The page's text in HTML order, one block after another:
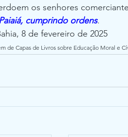
os senhores
cumprindo ordens.
8 de fevereiro de 2025
de Capas de Livros sobre Educação Moral e